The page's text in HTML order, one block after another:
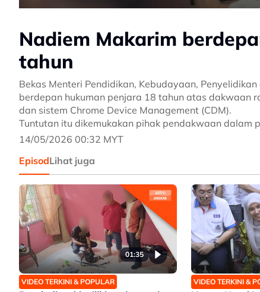
Nadiem Makarim
tahun
Bekas Menteri Pendidikan, Kebudayaan,
berdepan hukuman penjara 18 tahun atas dakwaan
dan sistem Chrome Device Management (CDM).
Tuntutan itu dikemukakan pihak pendakwaan dalam
14/05/2026 00:32 MYT
EpisodLihat juga
01:35
VIDEO TERKINI & POPULAR VIDEO TERKINI &